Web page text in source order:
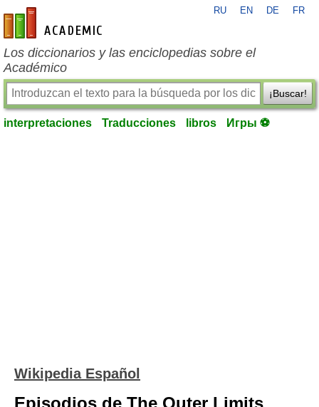
es-academic.com
RU EN DE FR
Los diccionarios y las enciclopedias sobre el
Académico
¡Buscar!
interpretaciones Traducciones libros Игры ⚽
Wikipedia Español
Episodios de The Outer Limits